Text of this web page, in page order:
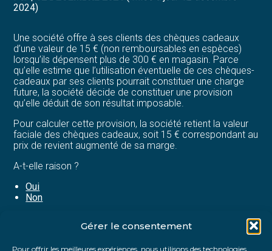
Gérer le consentement
Pour offrir les meilleures expériences, nous utilisons des technologies
Développer votre entreprise
Construire votre patrimoine
Structurer votre croissance
Être prêt pour la facturation
électronique
Dématérialiser vos documents
2024)
Une société offre à ses clients des chèques cadeaux
d’une valeur de 15 € (non remboursables en espèces)
lorsqu’ils dépensent plus de 300 € en magasin. Parce
qu’elle estime que l’utilisation éventuelle de ces chèques-
cadeaux par ses clients pourrait constituer une charge
future, la société décide de constituer une provision
qu’elle déduit de son résultat imposable.
Pour calculer cette provision, la société retient la valeur
faciale des chèques cadeaux, soit 15 € correspondant au
prix de revient augmenté de sa marge.
A-t-elle raison ?
Oui
Non